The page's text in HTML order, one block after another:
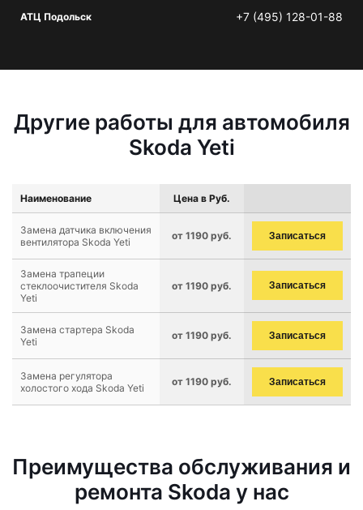
АТЦ Подольск +7 (495) 128-01-88
Другие работы для автомобиля
Skoda Yeti
Наименование Цена в Руб.
Замена датчика включения
вентилятора Skoda Yeti
от 1190 руб. Записаться
Замена трапеции
стеклоочистителя Skoda
Yeti
от 1190 руб. Записаться
Замена стартера Skoda
Yeti
от 1190 руб. Записаться
Замена регулятора
холостого хода Skoda Yeti
от 1190 руб. Записаться
Преимущества обслуживания и
ремонта Skoda у нас